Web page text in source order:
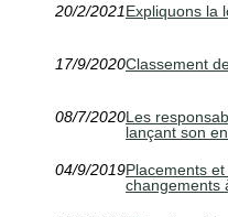
20/2/2021Expliquons la
17/9/2020Classement
08/7/2020Les
lançant son
04/9/2019Placements
changements